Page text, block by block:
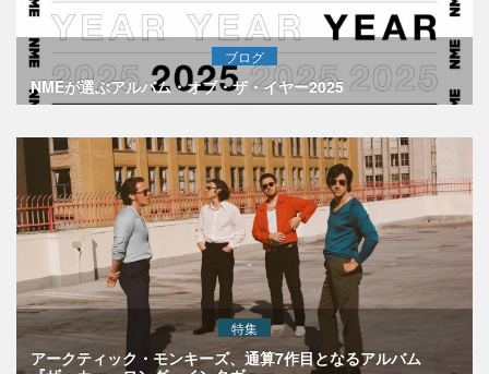
ブログ
NMEが選ぶアルバム・オブ・ザ・イヤー2025
特集
アークティック・モンキーズ、通算7作目となるアルバム